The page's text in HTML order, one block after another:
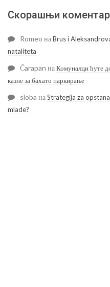
Скорашњи
Romeo наBrus i
nataliteta
Čarapan наКомуналци ћуте
казне за бахато паркирање
sloba наStrategija za
mlade?